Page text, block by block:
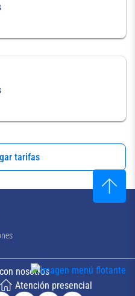
tarifas
nosotros
Atención presencial